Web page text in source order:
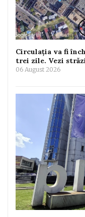
Circulația va fi
trei zile. Vezi
06 August 2026